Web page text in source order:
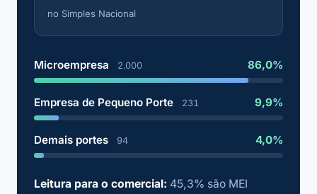
no Simples Nacional
Microempresa 2.000 86,0%
Empresa de Pequeno Porte 231 9,9%
Demais portes 94 4,0%
Leitura para o comercial: 45,3% são MEI